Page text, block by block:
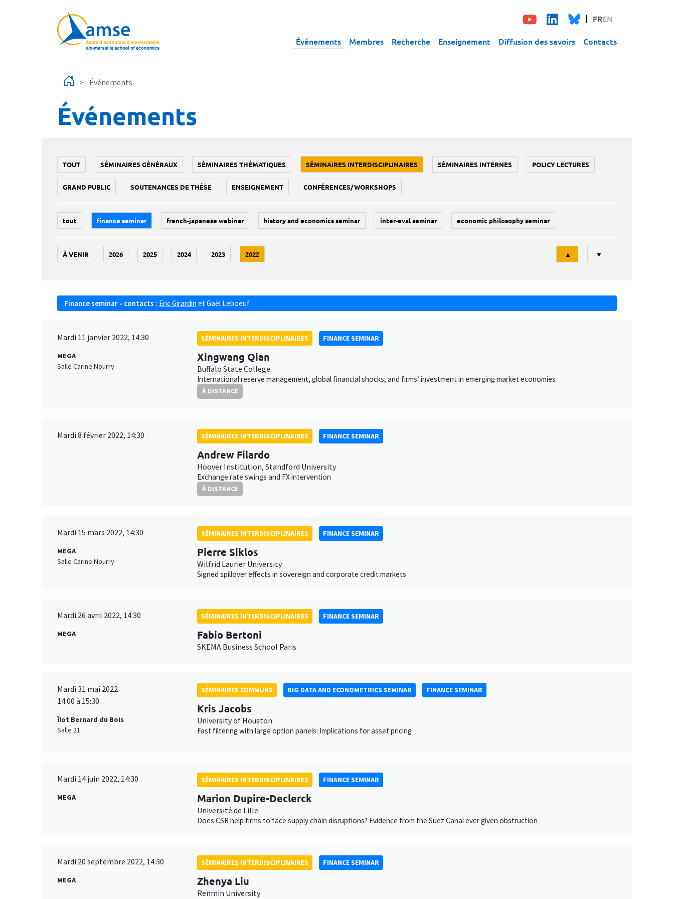
FREN
Événements Membres Recherche Enseignement Diffusion des savoirs Contacts
Événements
Événements
TOUT SÉMINAIRES GÉNÉRAUX SÉMINAIRES THÉMATIQUES SÉMINAIRES INTERDISCIPLINAIRES SÉMINAIRES INTERNES POLICY LECTURES
GRAND PUBLIC SOUTENANCES DE THÈSE ENSEIGNEMENT CONFÉRENCES/WORKSHOPS
tout finance seminar french-japanese webinar history and economics seminar inter-eval seminar economic philosophy seminar
À VENIR 2026 2025 2024 2023 2022
Tri
▲ ▼
Finance seminar - contacts : Eric Girardin et Gaël Leboeuf
Mardi 11 janvier 2022, 14:30
MEGA
Salle Carine Nourry
SÉMINAIRES INTERDISCIPLINAIRES FINANCE SEMINAR
Xingwang Qian
Buffalo State College
International reserve management, global financial shocks, and firms’ investment in emerging market economies
À DISTANCE
Mardi 8 février 2022, 14:30 SÉMINAIRES INTERDISCIPLINAIRES FINANCE SEMINAR
Andrew Filardo
Hoover Institution, Standford University
Exchange rate swings and FX intervention
À DISTANCE
Mardi 15 mars 2022, 14:30
MEGA
Salle Carine Nourry
SÉMINAIRES INTERDISCIPLINAIRES FINANCE SEMINAR
Pierre Siklos
Wilfrid Laurier University
Signed spillover effects in sovereign and corporate credit markets
Mardi 26 avril 2022, 14:30
MEGA
SÉMINAIRES INTERDISCIPLINAIRES FINANCE SEMINAR
Fabio Bertoni
SKEMA Business School Paris
Mardi 31 mai 2022
14:00 à 15:30
Îlot Bernard du Bois
Salle 21
SÉMINAIRES COMMUNS BIG DATA AND ECONOMETRICS SEMINAR FINANCE SEMINAR
Kris Jacobs
University of Houston
Fast filtering with large option panels: Implications for asset pricing
Mardi 14 juin 2022, 14:30
MEGA
SÉMINAIRES INTERDISCIPLINAIRES FINANCE SEMINAR
Marion Dupire-Declerck
Université de Lille
Does CSR help firms to face supply chain disruptions? Evidence from the Suez Canal ever given obstruction
Mardi 20 septembre 2022, 14:30
MEGA
SÉMINAIRES INTERDISCIPLINAIRES FINANCE SEMINAR
Zhenya Liu
Renmin University